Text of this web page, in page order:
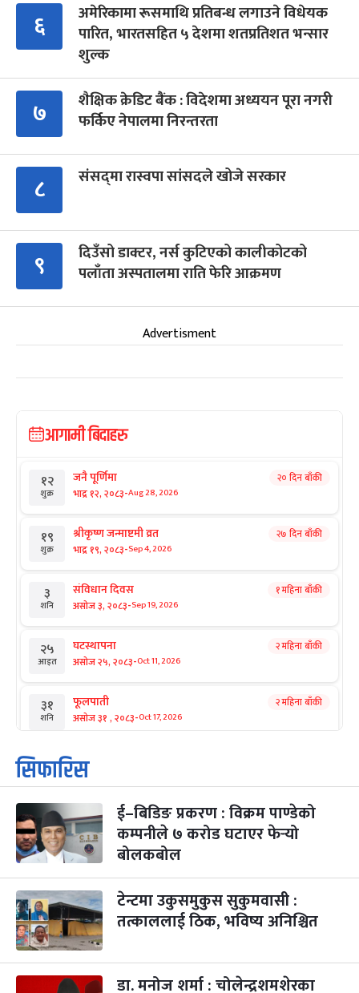
६
अमेरिकामा रूसमाथि प्रतिबन्ध लगाउने विधेयक
पारित, भारतसहित ५ देशमा शतप्रतिशत भन्सार
शुल्क
७
शैक्षिक क्रेडिट बैंक : विदेशमा अध्ययन पूरा नगरी
फर्किए नेपालमा निरन्तरता
८ संसद्‍मा रास्वपा सांसदले खोजे सरकार
९
दिउँसो डाक्टर, नर्स कुटिएको कालीकोटको
पलाँता अस्पतालमा राति फेरि आक्रमण
Advertisment
आगामी बिदाहरु
१२
शुक्र
जनै पूर्णिमा
भाद्र १२, २०८३-Aug 28, 2026
२० दिन बाँकी
१९
शुक्र
श्रीकृष्ण जन्माष्टमी व्रत
भाद्र १९, २०८३-Sep 4, 2026
२७ दिन बाँकी
३
शनि
संविधान दिवस
असोज ३, २०८३-Sep 19, 2026
१ महिना बाँकी
२५
आइत
घटस्थापना
असोज २५, २०८३-Oct 11, 2026
२ महिना बाँकी
३१
शनि
फूलपाती
असोज ३१ , २०८३-Oct 17, 2026
२ महिना बाँकी
१
आइत
कार्तिक सङ्क्रान्ति
कार्तिक १, २०८३
३
मंगल
महानवमी
कार्तिक ३, २०८३-Oct 20, 2026
२ महिना बाँकी
४
५
बिहि
पापा‌ङ्कुशा एकादशी व्रत
कार्तिक ५, २०८३
२ महिना बाँकी
कुकुर तिहार ३ महिना बाँकी
सिफारिस
ई–बिडिङ प्रकरण : विक्रम पाण्डेको
कम्पनीले ७ करोड घटाएर फेर्‍यो
बोलकबोल
टेन्टमा उकुसमुकुस सुकुमवासी :
तत्काललाई ठिक, भविष्य अनिश्चित
डा. मनोज शर्मा : चोलेन्द्रशमशेरका